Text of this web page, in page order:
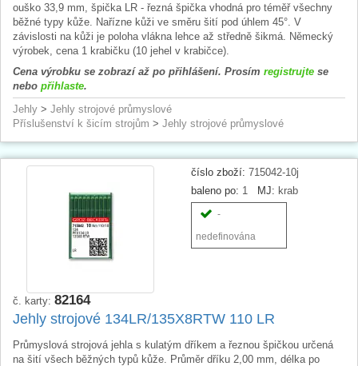
ouško 33,9 mm, špička LR - řezná špička vhodná pro téměř všechny
běžné typy kůže. Nařízne kůži ve směru šití pod úhlem 45°. V
závislosti na kůži je poloha vlákna lehce až středně šikmá. Německý
výrobek, cena 1 krabičku (10 jehel v krabičce).
Cena výrobku se zobrazí až po přihlášení. Prosím registrujte se
nebo přihlaste.
Jehly > Jehly strojové průmyslové
Příslušenství k šicím strojům > Jehly strojové průmyslové
číslo zboží: 715042-10j
baleno po: 1 MJ: krab
-
nedefinována
č. karty: 82164
Jehly strojové 134LR/135X8RTW 110 LR
Průmyslová strojová jehla s kulatým dříkem a řeznou špičkou určená
na šití všech běžných typů kůže. Průměr dříku 2,00 mm, délka po